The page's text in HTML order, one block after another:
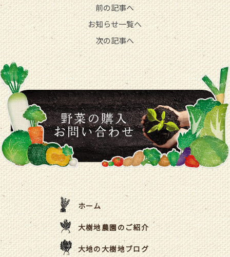
前の記事へ
お知らせ一覧へ
次の記事へ
ホーム
大樹地農園のご紹介
大地の大樹地ブログ